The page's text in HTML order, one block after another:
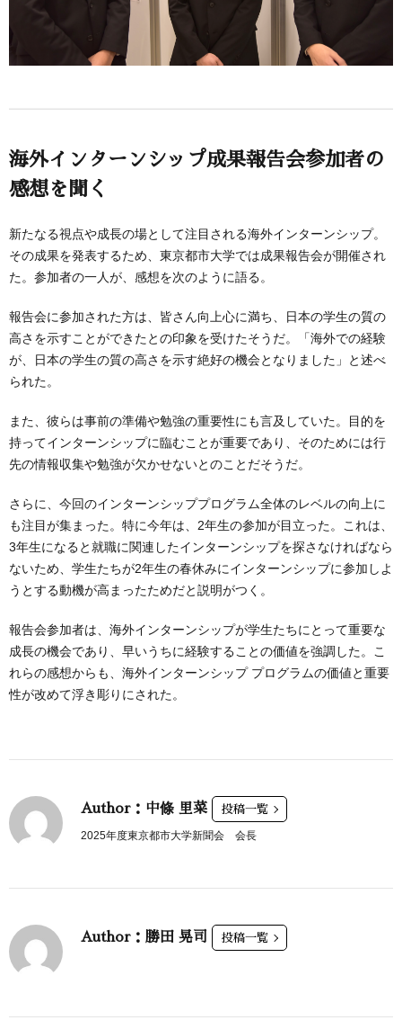
海外インターンシップ成果報告会参加者の
感想を聞く
新たなる視点や成長の場として注目される海外インターンシップ。
その成果を発表するため、東京都市大学では成果報告会が開催され
た。参加者の一人が、感想を次のように語る。
報告会に参加された方は、皆さん向上心に満ち、日本の学生の質の
高さを示すことができたとの印象を受けたそうだ。「海外での経験
が、日本の学生の質の高さを示す絶好の機会となりました」と述べ
られた。
また、彼らは事前の準備や勉強の重要性にも言及していた。目的を
持ってインターンシップに臨むことが重要であり、そのためには行
先の情報収集や勉強が欠かせないとのことだそうだ。
さらに、今回のインターンシッププログラム全体のレベルの向上に
も注目が集まった。特に今年は、2年生の参加が目立った。これは、
3年生になると就職に関連したインターンシップを探さなければなら
ないため、学生たちが2年生の春休みにインターンシップに参加しよ
うとする動機が高まったためだと説明がつく。
報告会参加者は、海外インターンシップが学生たちにとって重要な
成長の機会であり、早いうちに経験することの価値を強調した。こ
れらの感想からも、海外インターンシップ プログラムの価値と重要
性が改めて浮き彫りにされた。
Author：中條 里菜 投稿一覧
2025年度東京都市大学新聞会 会長
Author：勝田 晃司 投稿一覧